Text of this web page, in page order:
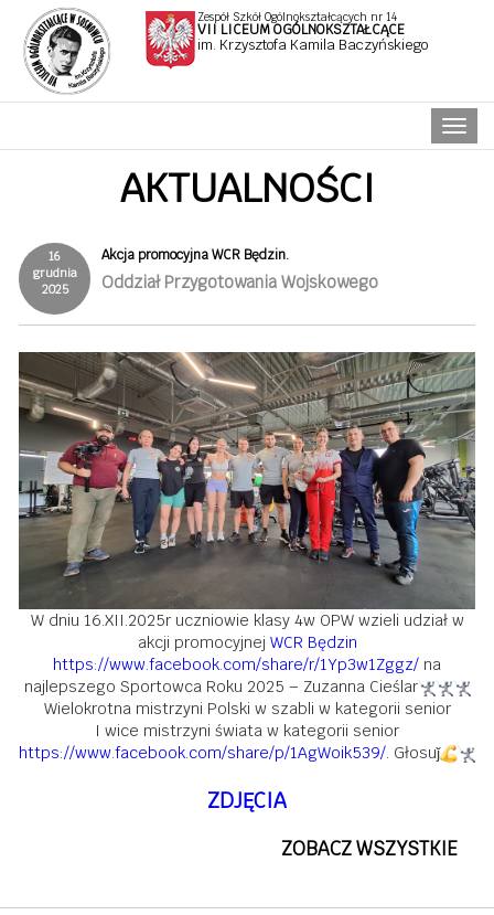
Zespół Szkół Ogólnokształcących nr 14
VII LICEUM OGÓLNOKSZTAŁCĄCE
im. Krzysztofa Kamila Baczyńskiego
AKTUALNOŚCI
16
grudnia
2025
Akcja promocyjna WCR Będzin.
Oddział Przygotowania Wojskowego
W dniu 16.XII.2025r uczniowie klasy 4w OPW wzieli udział w
akcji promocyjnej WCR Będzin
https://www.facebook.com/share/r/1Yp3w1Zggz/ na
najlepszego Sportowca Roku 2025 – Zuzanna Cieślar
Wielokrotna mistrzyni Polski w szabli w kategorii senior
I wice mistrzyni świata w kategorii senior
https://www.facebook.com/share/p/1AgWoik539/. Głosuǰ
ZDJĘCIA
ZOBACZ WSZYSTKIE